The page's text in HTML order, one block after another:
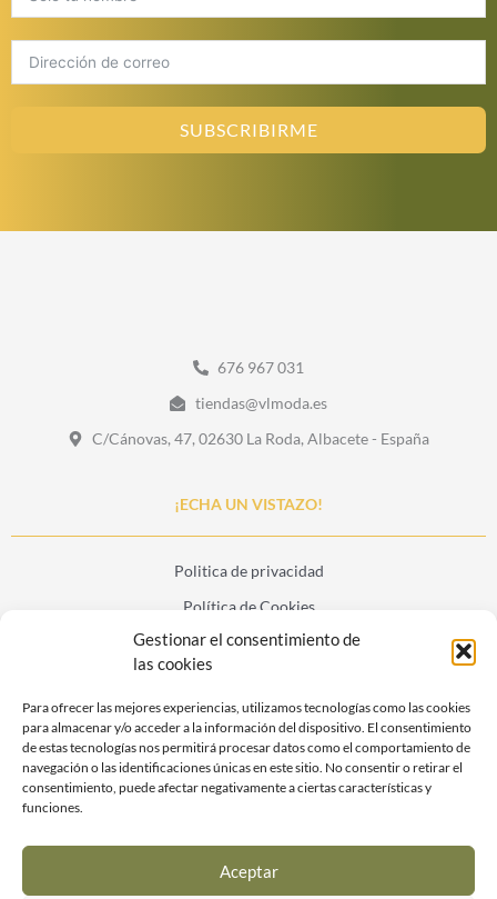
Gestionar el consentimiento de
las cookies
Para ofrecer las mejores experiencias, utilizamos tecnologías como las cookies
para almacenar y/o acceder a la información del dispositivo. El consentimiento
de estas tecnologías nos permitirá procesar datos como el comportamiento de
navegación o las identificaciones únicas en este sitio. No consentir o retirar el
consentimiento, puede afectar negativamente a ciertas características y
funciones.
Aceptar
SUBSCRIBIRME
676 967 031
tiendas@vlmoda.es
C/Cánovas, 47, 02630 La Roda, Albacete - España
¡ECHA UN VISTAZO!
Politica de privacidad
Política de Cookies
Aviso legal
Blog
Contáctenos
F
e
b
I
a